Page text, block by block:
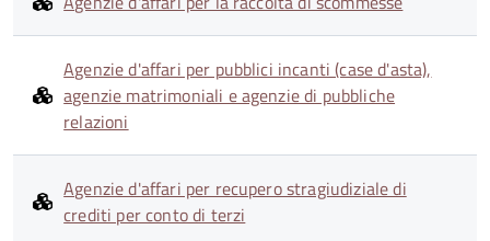
Agenzie d'affari per pubblici incanti (case d'asta),
agenzie matrimoniali e agenzie di pubbliche
relazioni
Agenzie d'affari per recupero stragiudiziale di
crediti per conto di terzi